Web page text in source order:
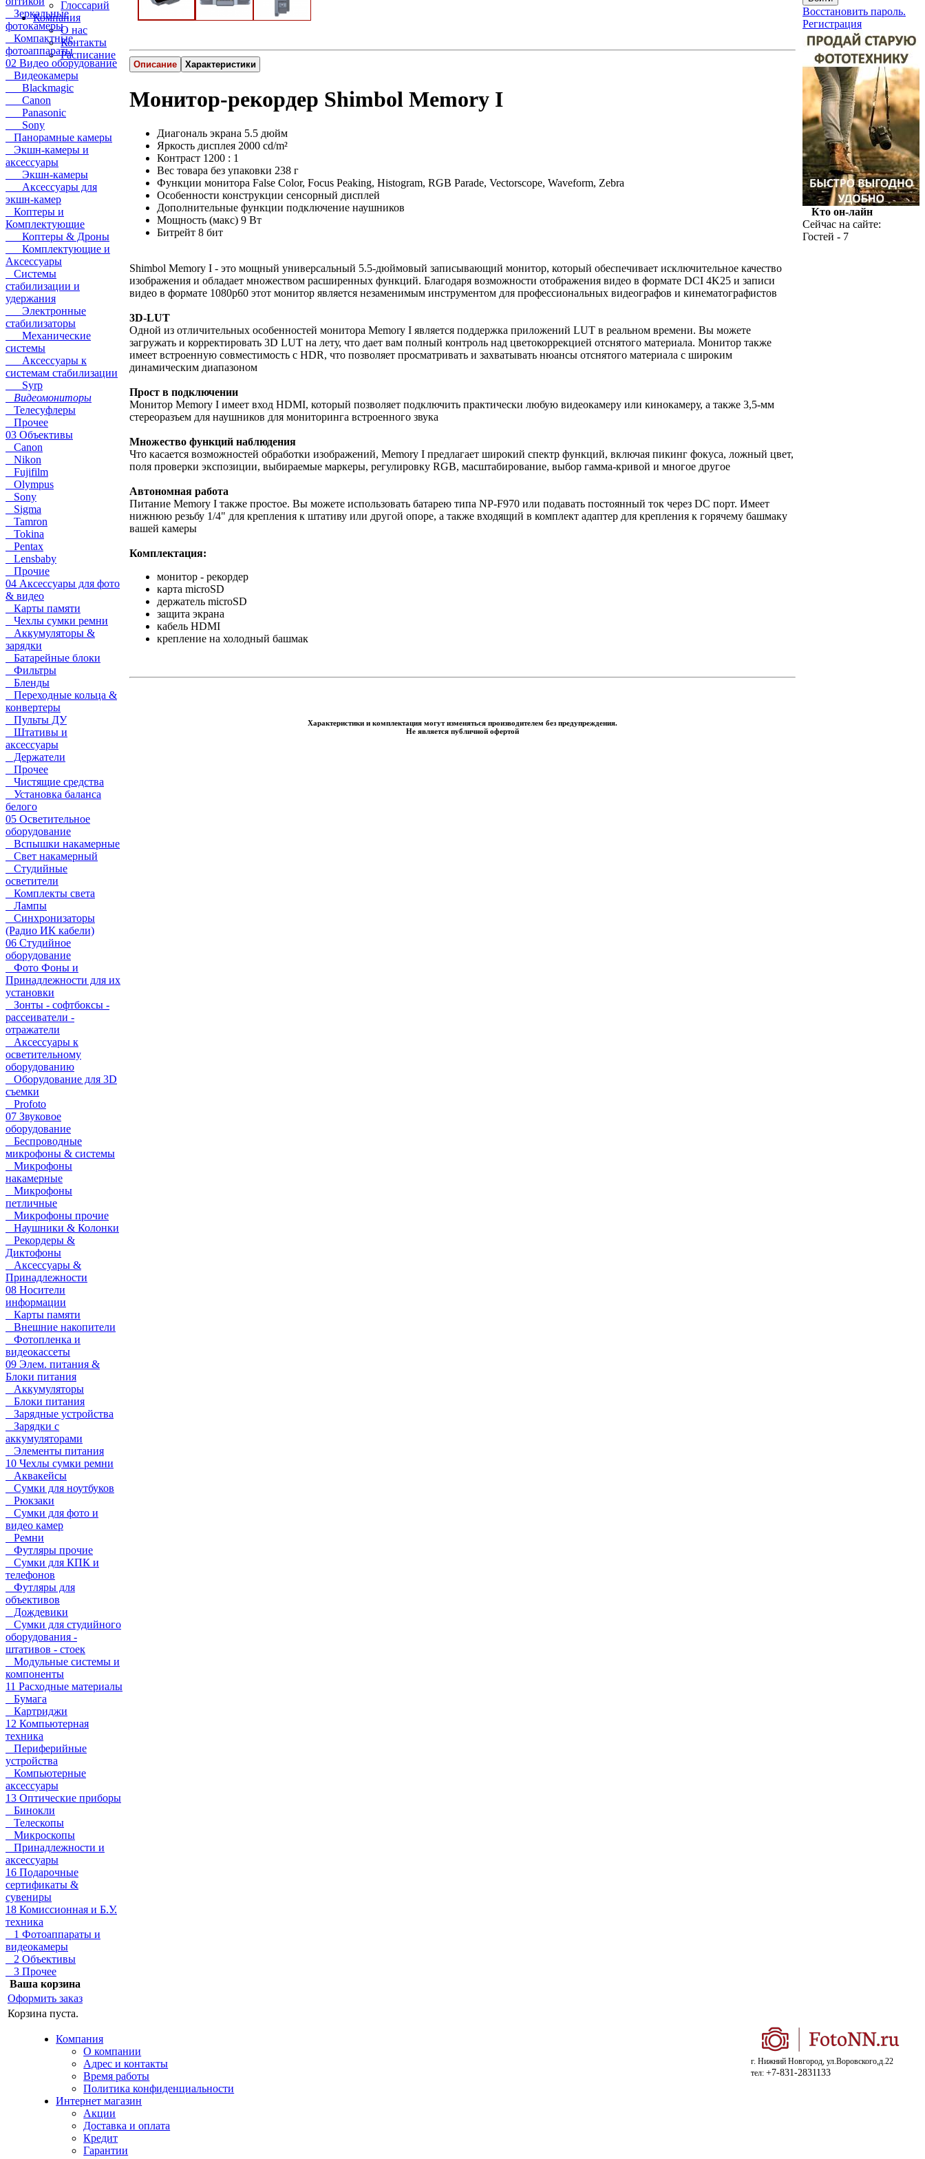
Глоссарий
Компания
О нас
Контакты
Расписание
Зеркальные
фотокамеры
Компактные
фотоаппараты
02 Видео оборудование
Видеокамеры
Blackmagic
Canon
Panasonic
Sony
Панорамные камеры
Экшн-камеры и
аксессуары
Экшн-камеры
Аксессуары для
экшн-камер
Коптеры и
Комплектующие
Коптеры & Дроны
Комплектующие и
Аксессуары
Системы
стабилизации и
удержания
Электронные
стабилизаторы
Механические
системы
Аксессуары к
системам стабилизации
Syrp
Видеомониторы
Телесуфлеры
Прочее
03 Объективы
Canon
Nikon
Fujifilm
Olympus
Sony
Sigma
Tamron
Tokina
Pentax
Lensbaby
Прочие
04 Аксессуары для фото
& видео
Карты памяти
Чехлы сумки ремни
Аккумуляторы &
зарядки
Батарейные блоки
Фильтры
Бленды
Переходные кольца &
конвертеры
Пульты ДУ
Штативы и
аксессуары
Держатели
Прочее
Чистящие средства
Установка баланса
белого
05 Осветительное
оборудование
Вспышки накамерные
Свет накамерный
Студийные
осветители
Комплекты света
Лампы
Синхронизаторы
(Радио ИК кабели)
06 Студийное
оборудование
Фото Фоны и
Принадлежности для их
установки
Зонты - софтбоксы -
рассеиватели -
отражатели
Аксессуары к
осветительному
оборудованию
Оборудование для 3D
съемки
Profoto
07 Звуковое
оборудование
Беспроводные
микрофоны & системы
Микрофоны
накамерные
Микрофоны
петличные
Микрофоны прочие
Наушники & Колонки
Рекордеры &
Диктофоны
Аксессуары &
Принадлежности
08 Носители
информации
Карты памяти
Внешние накопители
Фотопленка и
видеокассеты
09 Элем. питания &
Блоки питания
Аккумуляторы
Блоки питания
Зарядные устройства
Зарядки с
аккумуляторами
Элементы питания
10 Чехлы сумки ремни
Аквакейсы
Сумки для ноутбуков
Рюкзаки
Сумки для фото и
видео камер
Ремни
Футляры прочие
Сумки для КПК и
телефонов
Футляры для
объективов
Дождевики
Сумки для студийного
оборудования -
штативов - стоек
Модульные системы и
компоненты
11 Расходные материалы
Бумага
Картриджи
12 Компьютерная
техника
Периферийные
устройства
Компьютерные
аксессуары
13 Оптические приборы
Бинокли
Телескопы
Микроскопы
Принадлежности и
аксессуары
16 Подарочные
сертификаты &
сувениры
18 Комиссионная и Б.У.
техника
1 Фотоаппараты и
видеокамеры
2 Объективы
3 Прочее
Ваша корзина
Оформить заказ
Корзина пуста.
Описание Характеристики
Монитор-рекордер Shimbol Memory I
Диагональ экрана 5.5 дюйм
Яркость дисплея 2000 cd/m²
Контраст 1200 : 1
Вес товара без упаковки 238 г
Функции монитора False Color, Focus Peaking, Histogram, RGB Parade, Vectorscope, Waveform, Zebra
Особенности конструкции сенсорный дисплей
Дополнительные функции подключение наушников
Мощность (макс) 9 Вт
Битрейт 8 бит
Shimbol Memory I - это мощный универсальный 5.5-дюймовый записывающий монитор, который обеспечивает исключительное качество
изображения и обладает множеством расширенных функций. Благодаря возможности отображения видео в формате DCI 4K25 и записи
видео в формате 1080p60 этот монитор является незаменимым инструментом для профессиональных видеографов и кинематографистов
3D-LUT
Одной из отличительных особенностей монитора Memory I является поддержка приложений LUT в реальном времени. Вы можете
загружать и корректировать 3D LUT на лету, что дает вам полный контроль над цветокоррекцией отснятого материала. Монитор также
имеет встроенную совместимость с HDR, что позволяет просматривать и захватывать нюансы отснятого материала с широким
динамическим диапазоном
Прост в подключении
Монитор Memory I имеет вход HDMI, который позволяет подключить практически любую видеокамеру или кинокамеру, а также 3,5-мм
стереоразъем для наушников для мониторинга встроенного звука
Множество функций наблюдения
Что касается возможностей обработки изображений, Memory I предлагает широкий спектр функций, включая пикинг фокуса, ложный цвет,
поля проверки экспозиции, выбираемые маркеры, регулировку RGB, масштабирование, выбор гамма-кривой и многое другое
Автономная работа
Питание Memory I также простое. Вы можете использовать батарею типа NP-F970 или подавать постоянный ток через DC порт. Имеет
нижнюю резьбу 1/4" для крепления к штативу или другой опоре, а также входящий в комплект адаптер для крепления к горячему башмаку
вашей камеры
Комплектация:
монитор - рекордер
карта microSD
держатель microSD
защита экрана
кабель HDMI
крепление на холодный башмак
Характеристики и комплектация могут изменяться производителем без предупреждения.
Не является публичной офертой
Восстановить пароль.
Регистрация
Кто он-лайн
Сейчас на сайте:
Гостей - 7
Компания
О компании
Адрес и контакты
Время работы
Политика конфиденциальности
Интернет магазин
Акции
Доставка и оплата
Кредит
Гарантии
г. Нижний Новгород, ул.Воровского,д.22
тел: +7-831-2831133